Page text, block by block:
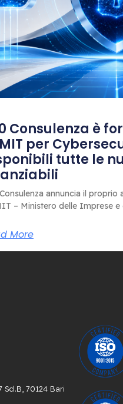
Consulenza è
per
tutte le
annuncia il
– Ministero delle Imprese
More
Scl.B, 70124 Bari